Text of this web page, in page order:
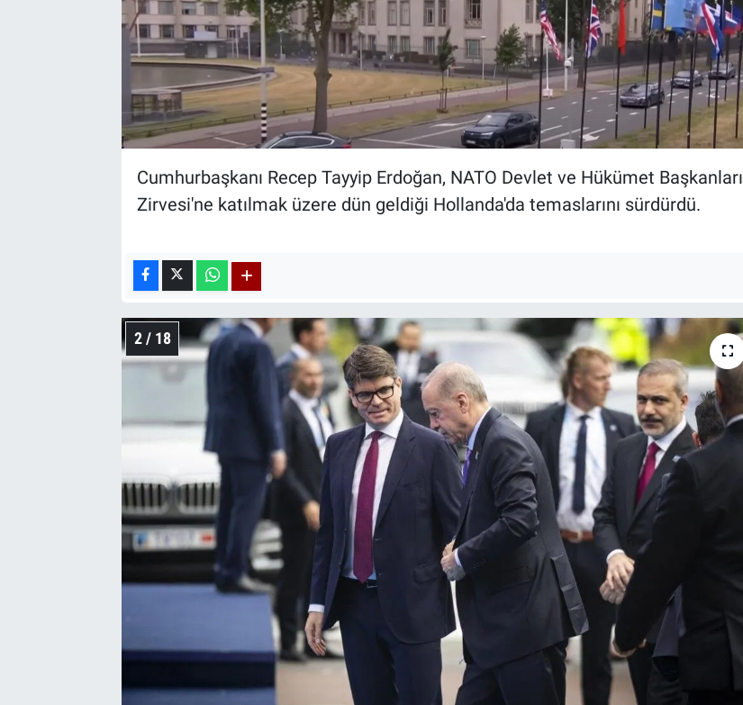
Cumhurbaşkanı Recep Tayyip Erdoğan, NATO Devlet ve Hükümet Başkanları
Zirvesi'ne katılmak üzere dün geldiği Hollanda'da temaslarını sürdürdü.
2 / 18